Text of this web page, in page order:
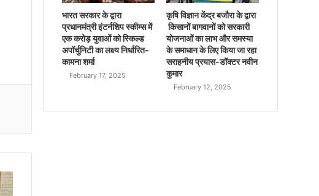
भारत सरकार के द्वारा
प्रधानमंत्री इंटर्नशिप स्कीम्स में
एक करोड़ युवाओं को स्किल्ड
अपॉर्चुनिटी का लक्ष्य निर्धारित-
कामना शर्मा
February 17, 2025
कृषि विज्ञान केंद्र बजौरा के द्वारा
किसानों बागवानों को सरकारी
योजनाओं का लाभ और समस्या
के समाधान के लिए किया जा रहा
सराहनीय प्रयास-डॉक्टर नवीन
कुमार
February 12, 2025